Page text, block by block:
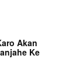
Akan
Ke